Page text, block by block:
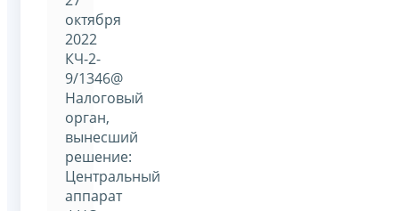
октября
2022
КЧ-2-
9/1346@
Налоговый
орган,
вынесший
решение:
Центральный
аппарат